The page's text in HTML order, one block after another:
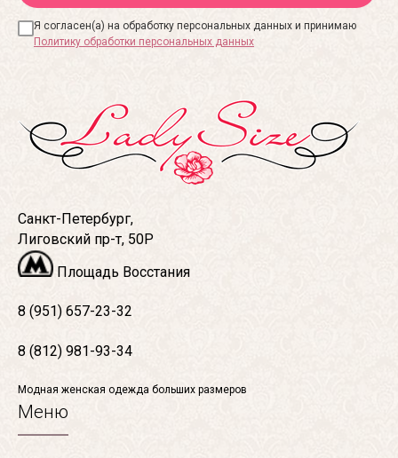
Я согласен(а) на обработку персональных данных и принимаю
Политику обработки персональных данных
Санкт-Петербург,
Лиговский пр-т, 50Р
Площадь Восстания
8 (951) 657-23-32
8 (812) 981-93-34
Модная женская одежда больших размеров
Меню